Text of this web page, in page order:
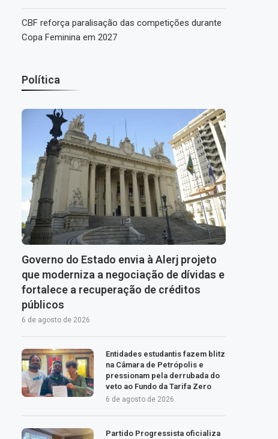
CBF reforça paralisação das competições durante
Copa Feminina em 2027
Política
Governo do Estado envia à Alerj projeto
que moderniza a negociação de dívidas e
fortalece a recuperação de créditos
públicos
6 de agosto de 2026
Entidades estudantis fazem blitz
na Câmara de Petrópolis e
pressionam pela derrubada do
veto ao Fundo da Tarifa Zero
6 de agosto de 2026
Partido Progressista oficializa